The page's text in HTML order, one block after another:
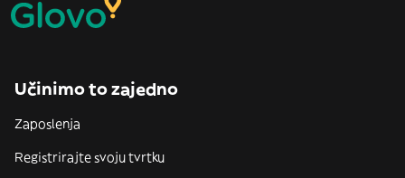
Učinimo to zajedno
Zaposlenja
Registrirajte svoju tvrtku